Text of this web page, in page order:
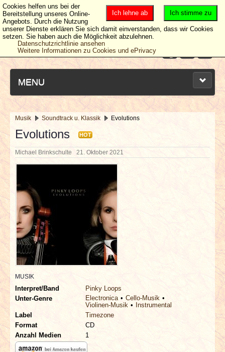
MENU
NEUESTE ARTIKEL
NEWS & DATES
VERLOSUNGEN
INTERVIEWS
SPECIALS
REDAKTION
ARCHIV
Musik Soundtrack u. Klassik Evolutions
Evolutions HOT
Michael Brinkschulte 21. Oktober 2021
MUSIK
Interpret/Band
Pinky Loops
Unter-Genre
Electronica
Cello-Musik
Violinen-Musik
Instrumental
Label
Timezone
Format
CD
Anzahl Medien
1
Ich stimme zu
Ich lehne ab
Cookies helfen uns bei der
Bereitstellung unseres Online-
Angebots. Durch die Nutzung
unserer Dienste erklären Sie sich damit einverstanden, dass wir Cookies
setzen. Sie haben auch die Möglichkeit abzulehnen.
Datenschutzrichtlinie ansehen
Weitere Informationen zu Cookies und ePrivacy